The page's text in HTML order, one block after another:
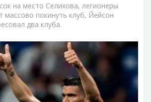
на место Селихова, легионеры
массово покинуть клуб, Йейсон
два клуба.